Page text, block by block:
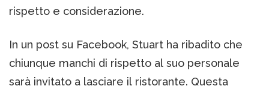
rispetto e considerazione.
In un post su Facebook, Stuart ha ribadito che
chiunque manchi di rispetto al suo personale
sarà invitato a lasciare il ristorante. Questa